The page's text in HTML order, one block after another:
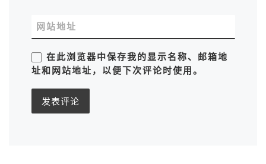
网站地址
在此浏览器中保存我的显示名称、邮箱地
址和网站地址，以便下次评论时使用。